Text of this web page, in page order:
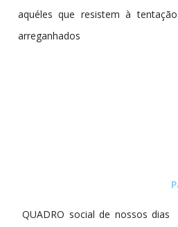
aquéles que resistem à
arreganhados
QUADRO social de nossos